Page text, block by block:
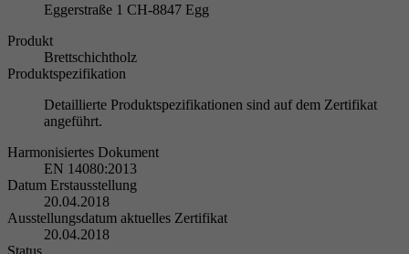
Eggerstraße 1 CH-8847 Egg
Produkt
Brettschichtholz
Produktspezifikation
Detaillierte Produktspezifikationen sind auf dem Zertifikat
angeführt.
Harmonisiertes Dokument
EN 14080:2013
Datum Erstausstellung
20.04.2018
Ausstellungsdatum aktuelles Zertifikat
20.04.2018
Status